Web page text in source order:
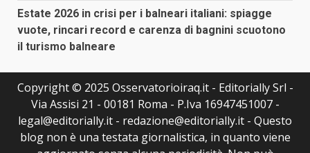
Estate 2026 in crisi per i balneari italiani: spiagge
vuote, rincari record e carenza di bagnini scuotono
il turismo balneare
Copyright © 2025 Osservatorioiraq.it - Editorially Srl -
Via Assisi 21 - 00181 Roma - P.Iva 16947451007 -
legal@editorially.it - redazione@editorially.it - Questo
blog non è una testata giornalistica, in quanto viene